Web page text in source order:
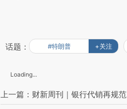
话题： #特朗普 +关注
Loading...
上一篇：财新周刊｜银行代销再规范